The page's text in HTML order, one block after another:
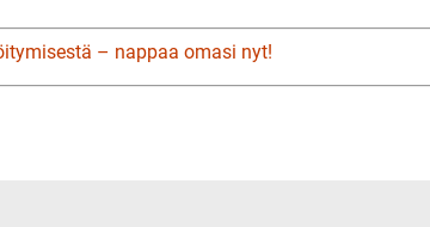
– nappaa omasi nyt!